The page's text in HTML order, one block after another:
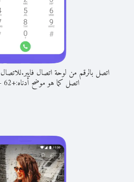
اتصل بالرقم من لوحة اتصال فايبر.
اتصل كما هو موضح أدناه:+
62